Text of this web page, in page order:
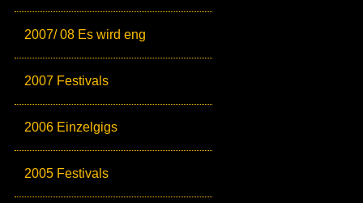
2007/ 08 Es wird eng
2007 Festivals
2006 Einzelgigs
2005 Festivals